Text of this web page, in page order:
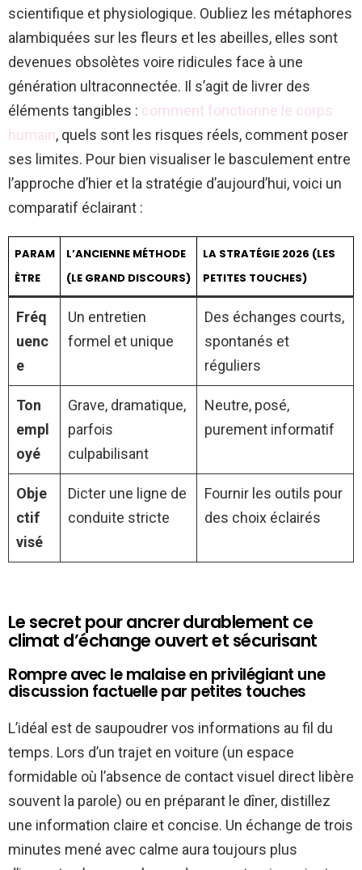
scientifique et physiologique. Oubliez les métaphores
alambiquées sur les fleurs et les abeilles, elles sont
devenues obsolètes voire ridicules face à une
génération ultraconnectée. Il s’agit de livrer des
éléments tangibles : comment fonctionne le corps
humain, quels sont les risques réels, comment poser
ses limites. Pour bien visualiser le basculement entre
l’approche d’hier et la stratégie d’aujourd’hui, voici un
comparatif éclairant :
PARAM
ÈTRE
L’ANCIENNE MÉTHODE
(LE GRAND DISCOURS)
LA STRATÉGIE 2026 (LES
PETITES TOUCHES)
Fréq
uenc
e
Un entretien
formel et unique
Des échanges courts,
spontanés et
réguliers
Ton
empl
oyé
Grave, dramatique,
parfois
culpabilisant
Neutre, posé,
purement informatif
Obje
ctif
visé
Dicter une ligne de
conduite stricte
Fournir les outils pour
des choix éclairés
Le secret pour ancrer durablement ce
climat d’échange ouvert et sécurisant
Rompre avec le malaise en privilégiant une
discussion factuelle par petites touches
L’idéal est de saupoudrer vos informations au fil du
temps. Lors d’un trajet en voiture (un espace
formidable où l’absence de contact visuel direct libère
souvent la parole) ou en préparant le dîner, distillez
une information claire et concise. Un échange de trois
minutes mené avec calme aura toujours plus